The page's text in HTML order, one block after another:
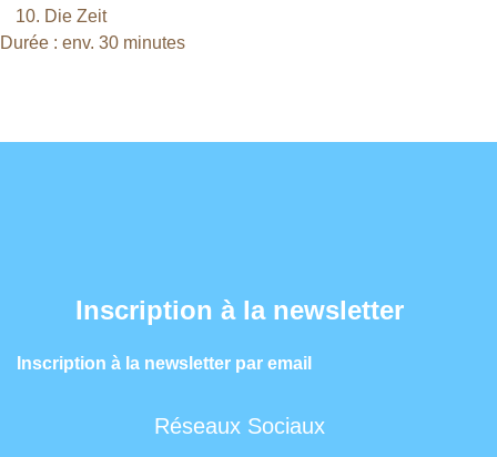
Die Zeit
Durée : env. 30 minutes
Inscription à la newsletter
Inscription à la newsletter par email
Réseaux Sociaux